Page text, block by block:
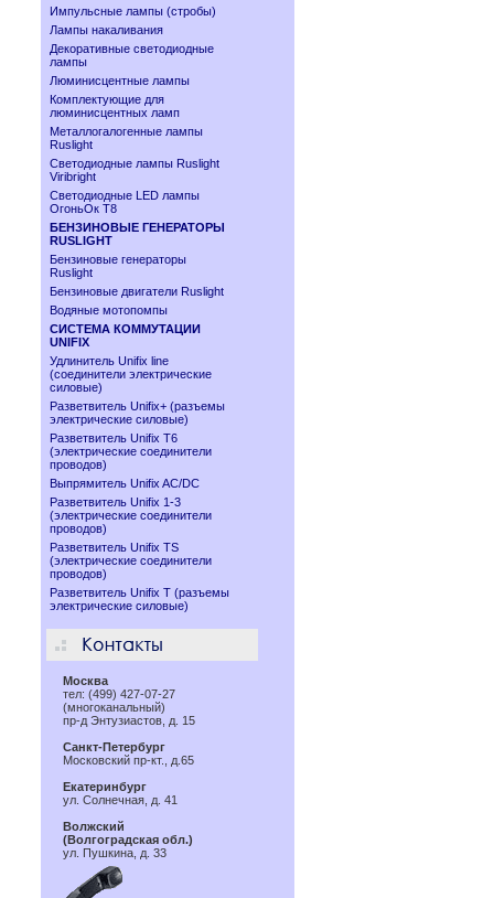
Импульсные лампы (стробы)
Лампы накаливания
Декоративные светодиодные
лампы
Люминисцентные лампы
Комплектующие для
люминисцентных ламп
Металлогалогенные лампы
Ruslight
Светодиодные лампы Ruslight
Viribright
Cветодиодные LED лампы
ОгоньОк Т8
БЕНЗИНОВЫЕ ГЕНЕРАТОРЫ
RUSLIGHT
Бензиновые генераторы
Ruslight
Бензиновые двигатели Ruslight
Водяные мотопомпы
СИСТЕМА КОММУТАЦИИ
UNIFIX
Удлинитель Unifix line
(соединители электрические
силовые)
Разветвитель Unifix+ (разъемы
электрические силовые)
Разветвитель Unifix T6
(электрические соединители
проводов)
Выпрямитель Unifix AC/DC
Разветвитель Unifix 1-3
(электрические соединители
проводов)
Разветвитель Unifix TS
(электрические соединители
проводов)
Разветвитель Unifix T (разъемы
электрические силовые)
Москва
тел: (499) 427-07-27
(многоканальный)
пр-д Энтузиастов, д. 15
Санкт-Петербург
Московский пр-кт., д.65
Екатеринбург
ул. Солнечная, д. 41
Волжский
(Волгоградская обл.)
ул. Пушкина, д. 33